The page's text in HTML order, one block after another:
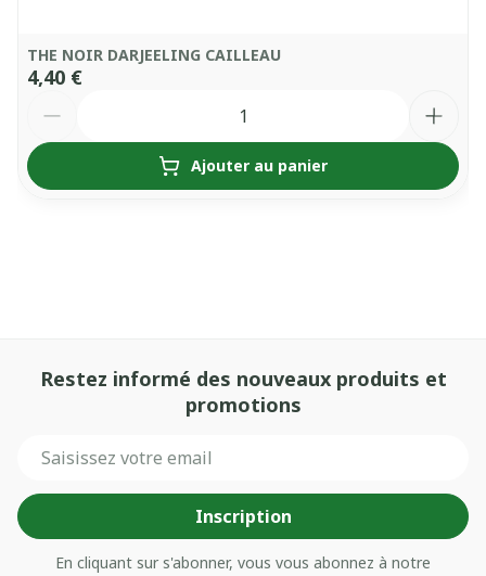
THE NOIR DARJEELING CAILLEAU
4,40 €
Ajouter au panier
Restez informé des nouveaux produits et
promotions
Inscription
En cliquant sur s'abonner, vous vous abonnez à notre